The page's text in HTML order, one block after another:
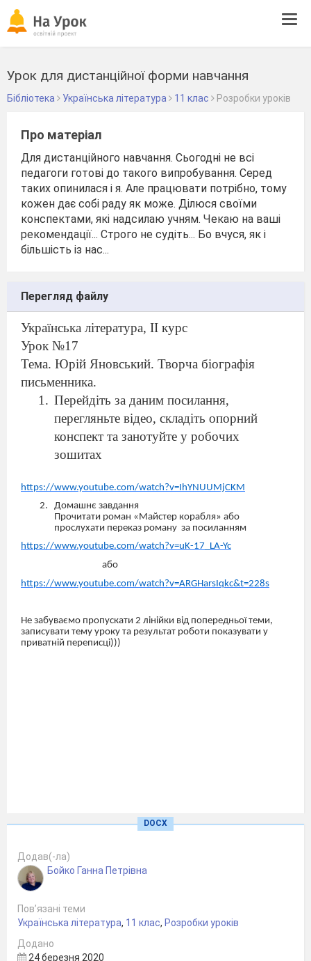
Урок для дистанційної форми навчання
Бібліотека Українська література 11 клас Розробки уроків
Про матеріал
Для дистанційного навчання. Сьогодні не всі
педагоги готові до такого випробування. Серед
таких опинилася і я. Але працювати потрібно, тому
кожен дає собі раду як може. Ділюся своїми
конспектами, які надсилаю учням. Чекаю на ваші
рекомендації... Строго не судіть... Бо вчуся, як і
більшість із нас...
Перегляд файлу
Українська література, ІІ курс
Урок №17
Тема. Юрій Яновський. Творча біографія
письменника.
Перейдіть за даним посилання,
перегляньте відео, складіть опорний
конспект та занотуйте у робочих
зошитах
https://www.youtube.com/watch?v=IhYNUUMjCKM
Домашнє завдання
Прочитати роман «Майстер корабля» або
прослухати переказ роману за посиланням
https://www.youtube.com/watch?v=uK-17_LA-Yc
або
https://www.youtube.com/watch?v=ARGHarsIqkc&t=228s
Не забуваємо пропускати 2 лінійки від попередньої теми,
записувати тему уроку та результат роботи показувати у
приватній переписці)))
DOCX
Додав(-ла)
Бойко Ганна Петрівна
Пов’язані теми
Українська література, 11 клас, Розробки уроків
Додано
24 березня 2020